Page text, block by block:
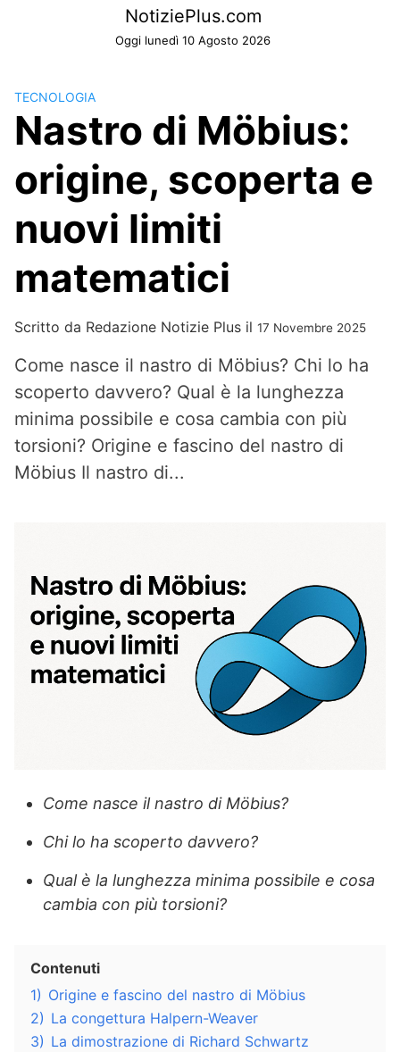
NotiziePlus.com
Oggi lunedì 10 Agosto 2026
TECNOLOGIA
Nastro di Möbius:
origine, scoperta e
nuovi limiti
matematici
Scritto da Redazione Notizie Plus il 17 Novembre 2025
Come nasce il nastro di Möbius? Chi lo ha
scoperto davvero? Qual è la lunghezza
minima possibile e cosa cambia con più
torsioni? Origine e fascino del nastro di
Möbius Il nastro di...
Come nasce il nastro di Möbius?
Chi lo ha scoperto davvero?
Qual è la lunghezza minima possibile e cosa
cambia con più torsioni?
Contenuti
1) Origine e fascino del nastro di Möbius
2) La congettura Halpern-Weaver
3) La dimostrazione di Richard Schwartz